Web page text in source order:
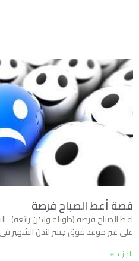
قصة أعط الصباح فرصة
اعط الصباح فرصة (طويلة ولكن رائعة)
على غير موعد فوق جسر لندن الشهير
المزيد »